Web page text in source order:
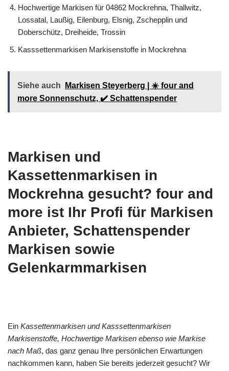
Hochwertige Markisen für 04862 Mockrehna, Thallwitz,
Lossatal, Laußig, Eilenburg, Elsnig, Zschepplin und
Doberschütz, Dreiheide, Trossin
Kasssettenmarkisen Markisenstoffe in Mockrehna
Siehe auch
Markisen Steyerberg | ☀️ four and
more Sonnenschutz, ✔️ Schattenspender
Markisen und
Kassettenmarkisen in
Mockrehna gesucht? four and
more ist Ihr Profi für Markisen
Anbieter, Schattenspender
Markisen sowie
Gelenkarmmarkisen
Ein Kassettenmarkisen und Kasssettenmarkisen
Markisenstoffe, Hochwertige Markisen ebenso wie Markise
nach Maß, das ganz genau Ihre persönlichen Erwartungen
nachkommen kann, haben Sie bereits jederzeit gesucht? Wir